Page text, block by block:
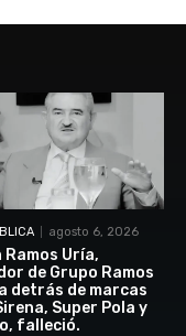
agosto 6, 2026
Ramos Uría,
de Grupo Ramos
detrás de marcas
Super Pola y
falleció.